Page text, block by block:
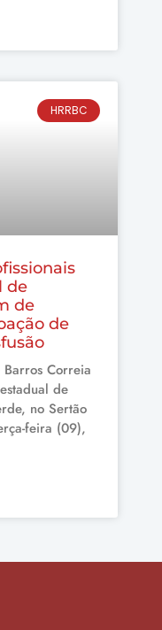
HRRBC
de
de
de
Correia
de
no Sertão
feira (09),